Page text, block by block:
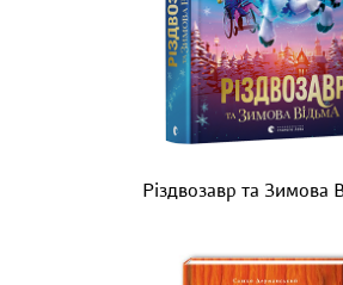
Різдвозавр та Зимова